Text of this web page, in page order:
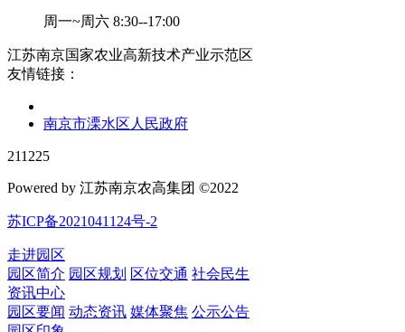
周一~周六 8:30--17:00
江苏南京国家农业高新技术产业示范区
友情链接：
南京市溧水区人民政府
211225
Powered by 江苏南京农高集团 ©2022
苏ICP备2021041124号-2
走进园区
园区简介 园区规划 区位交通 社会民生
资讯中心
园区要闻 动态资讯 媒体聚焦 公示公告